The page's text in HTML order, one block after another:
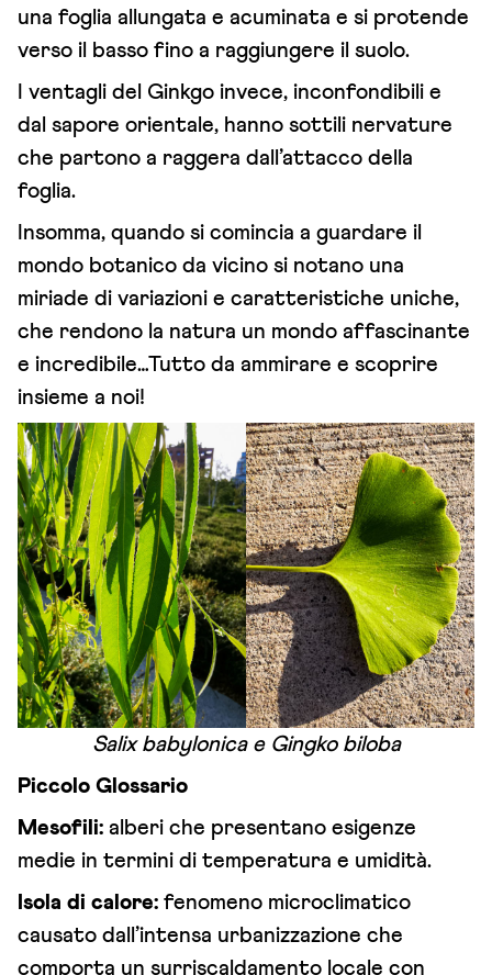
una foglia allungata e acuminata e si protende
verso il basso fino a raggiungere il suolo.
I ventagli del Ginkgo invece, inconfondibili e
dal sapore orientale, hanno sottili nervature
che partono a raggera dall’attacco della
foglia.
Insomma, quando si comincia a guardare il
mondo botanico da vicino si notano una
miriade di variazioni e caratteristiche uniche,
che rendono la natura un mondo affascinante
e incredibile…Tutto da ammirare e scoprire
insieme a noi!
Salix babylonica e Gingko biloba
Piccolo Glossario
Mesofili: alberi che presentano esigenze
medie in termini di temperatura e umidità.
Isola di calore: fenomeno microclimatico
causato dall’intensa urbanizzazione che
comporta un surriscaldamento locale con